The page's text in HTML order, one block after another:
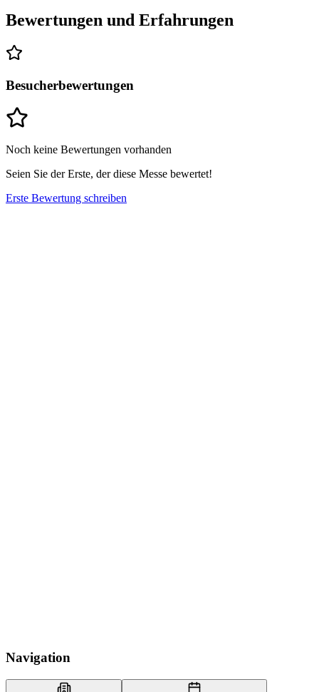
Bewertungen und Erfahrungen
Besucherbewertungen
Noch keine Bewertungen vorhanden
Seien Sie der Erste, der diese Messe bewertet!
Erste Bewertung schreiben
Navigation